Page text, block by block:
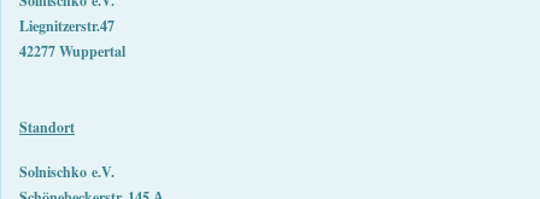
Liegnitzerstr.47
42277 Wuppertal
Standort
Solnischko e.V.